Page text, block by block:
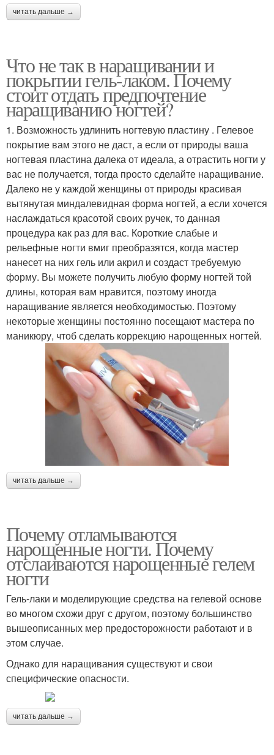
читать дальше →
Что не так в наращивании и
покрытии гель-лаком. Почему
стоит отдать предпочтение
наращиванию ногтей?
1. Возможность удлинить ногтевую пластину . Гелевое
покрытие вам этого не даст, а если от природы ваша
ногтевая пластина далека от идеала, а отрастить ногти у
вас не получается, тогда просто сделайте наращивание.
Далеко не у каждой женщины от природы красивая
вытянутая миндалевидная форма ногтей, а если хочется
наслаждаться красотой своих ручек, то данная
процедура как раз для вас. Короткие слабые и
рельефные ногти вмиг преобразятся, когда мастер
нанесет на них гель или акрил и создаст требуемую
форму. Вы можете получить любую форму ногтей той
длины, которая вам нравится, поэтому иногда
наращивание является необходимостью. Поэтому
некоторые женщины постоянно посещают мастера по
маникюру, чтоб сделать коррекцию нарощенных ногтей.
читать дальше →
Почему отламываются
нарощенные ногти. Почему
отслаиваются нарощенные гелем
ногти
Гель-лаки и моделирующие средства на гелевой основе
во многом схожи друг с другом, поэтому большинство
вышеописанных мер предосторожности работают и в
этом случае.
Однако для наращивания существуют и свои
специфические опасности.
читать дальше →